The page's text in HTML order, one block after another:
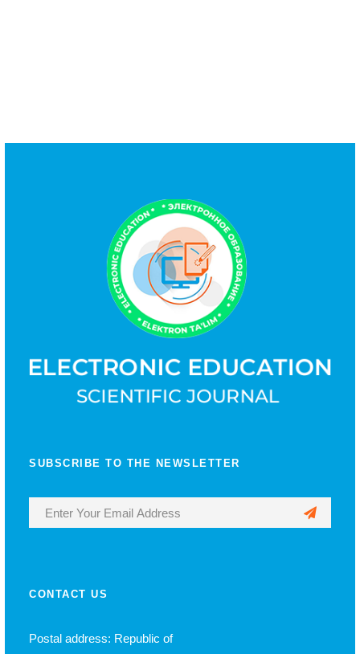
SUBSCRIBE TO THE NEWSLETTER
CONTACT US
Postal address: Republic of